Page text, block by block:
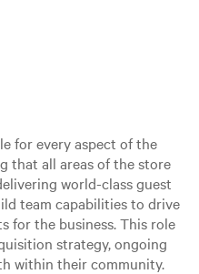
for every aspect of the
that all areas of the store
world-class guest
team capabilities to drive
for the business. This role
strategy, ongoing
within their community.